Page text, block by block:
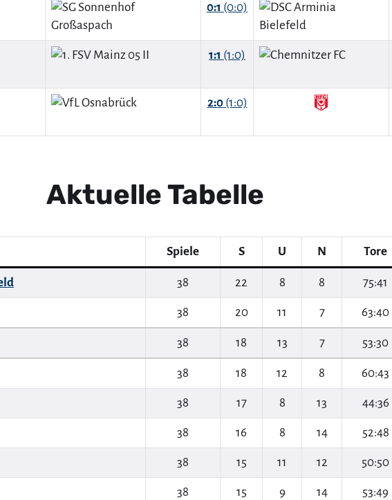
0:1 (0:0)
1:1 (1:0)
2:0(1:0)
Aktuelle Tabelle
Spiele S U N Tore
38 22 8 8 75:41
38 20 11 7 63:40
38 18 13 7 53:30
38 18 12 8 60:43
38 17 8 13 44:36
38 16 8 14 52:48
38 15 11 12 50:50
38 15 9 14 53:49